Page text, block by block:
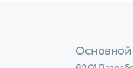
Основной